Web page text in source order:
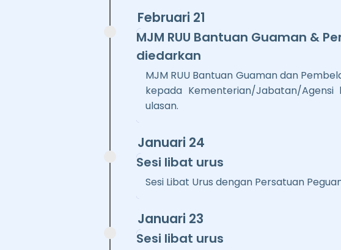
Februari 21
MJM RUU Bantuan Guaman &
diedarkan
MJM RUU Bantuan Guaman dan
kepada Kementerian/Jabatan/
ulasan.
Januari 24
Sesi libat urus
Sesi Libat Urus dengan Persatuan
Januari 23
Sesi libat urus